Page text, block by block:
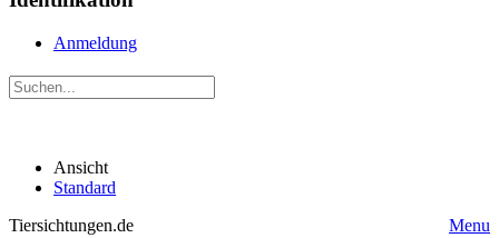
Anmeldung
Ansicht
Standard
Tiersichtungen.de
Menu